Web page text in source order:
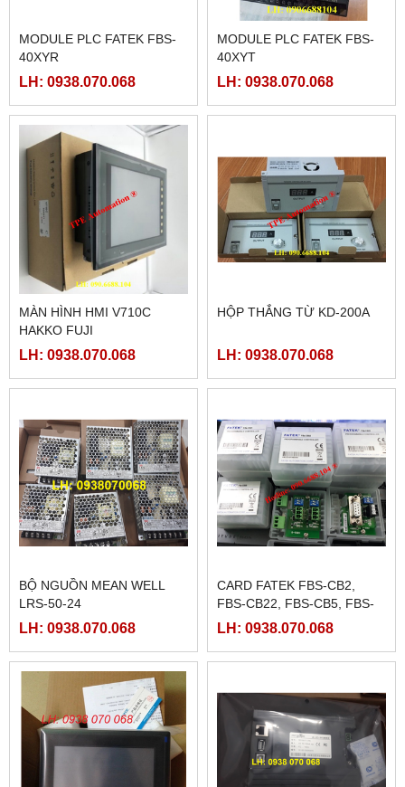
MODULE PLC FATEK FBS-
40XYR
LH: 0938.070.068
MODULE PLC FATEK FBS-
40XYT
LH: 0938.070.068
MÀN HÌNH HMI V710C
HAKKO FUJI
LH: 0938.070.068
HỘP THẮNG TỪ KD-200A
LH: 0938.070.068
BỘ NGUỒN MEAN WELL
LRS-50-24
LH: 0938.070.068
CARD FATEK FBS-CB2,
FBS-CB22, FBS-CB5, FBS-
CB25, FBS-CB55
LH: 0938.070.068